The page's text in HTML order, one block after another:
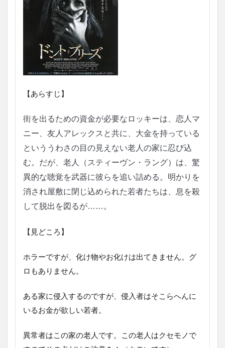
【あらすじ】
街を出るための資金が必要なロッキーは、恋人マ
ニー、友人アレックスと共に、大金を持っている
といううわさの目の見えない老人の家に忍び込
む。だが、老人（スティーヴン・ラング）は、驚
異的な聴覚を武器に彼らを追い詰める。明かりを
消され屋敷に閉じ込められた若者たちは、息を殺
して脱出を図るが……。
【見どころ】
ホラーですが、化け物やお化けは出てきません。グ
ロもありません。
ある家に侵入するのですが、侵入者はそこらへんに
いるお金が欲しい若者。
異常者はこの家の老人です。この老人はクセモノで